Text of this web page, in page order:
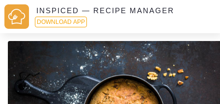
INSPICED — RECIPE MANAGER
DOWNLOAD APP